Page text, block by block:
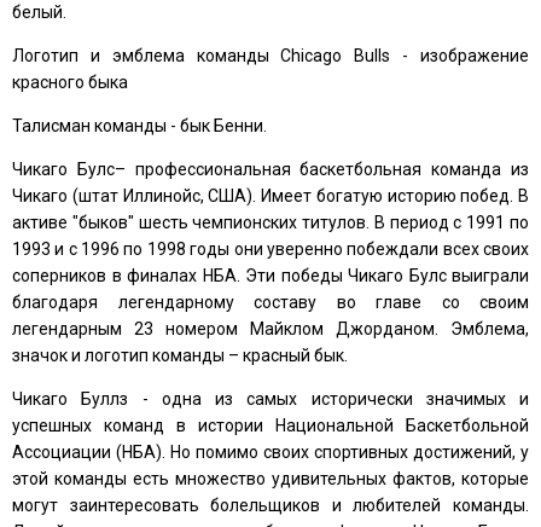
белый.
Логотип и эмблема команды Chicago Bulls - изображение
красного быка
Талисман команды - бык Бенни.
Чикаго Булс– профессиональная баскетбольная команда из
Чикаго (штат Иллинойс, США). Имеет богатую историю побед. В
активе "быков" шесть чемпионских титулов. В период с 1991 по
1993 и с 1996 по 1998 годы они уверенно побеждали всех своих
соперников в финалах НБА. Эти победы Чикаго Булс выиграли
благодаря легендарному составу во главе со своим
легендарным 23 номером Майклом Джорданом. Эмблема,
значок и логотип команды – красный бык.
Чикаго Буллз - одна из самых исторически значимых и
успешных команд в истории Национальной Баскетбольной
Ассоциации (НБА). Но помимо своих спортивных достижений, у
этой команды есть множество удивительных фактов, которые
могут заинтересовать болельщиков и любителей команды.